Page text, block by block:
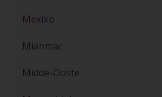
Mexiko
Mianmar
Midde-Ooste